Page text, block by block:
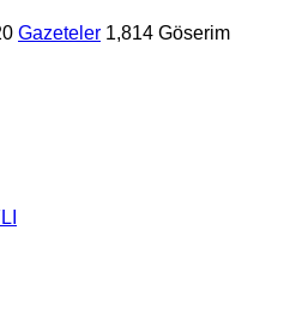
Gazeteler 1,814 Göserim